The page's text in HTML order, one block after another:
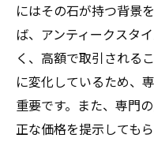
にはその石が持つ背景
ば、アンティークスタ
く、高額で取引される
に変化しているため、
重要です。また、専門
正な価格を提示しても